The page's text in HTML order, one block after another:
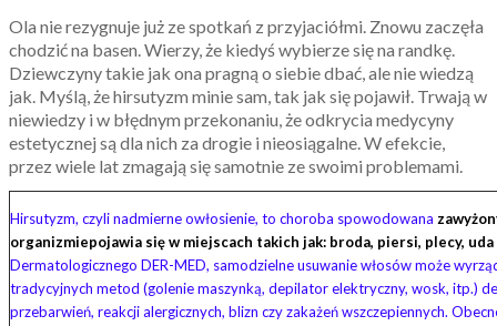
Ola nie rezygnuje już ze spotkań z przyjaciółmi. Znowu zaczęła
chodzić na basen. Wierzy, że kiedyś wybierze się na randkę.
Dziewczyny takie jak ona pragną o siebie dbać, ale nie wiedzą
jak. Myślą, że hirsutyzm minie sam, tak jak się pojawił. Trwają w
niewiedzy i w błędnym przekonaniu, że odkrycia medycyny
estetycznej są dla nich za drogie i nieosiągalne. W efekcie,
przez wiele lat zmagają się samotnie ze swoimi problemami.
Hirsutyzm, czyli nadmierne owłosienie, to choroba spowodowana
organizmiepojawia się w miejscach takich jak: broda, piersi, plecy,
Dermatologicznego DER-MED, samodzielne usuwanie włosów może
tradycyjnych metod (golenie maszynką, depilator elektryczny, wosk, itp.)
przebarwień, reakcji alergicznych, blizn czy zakażeń wszczepiennych.